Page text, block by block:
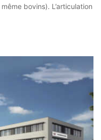
bovins). L’articulation